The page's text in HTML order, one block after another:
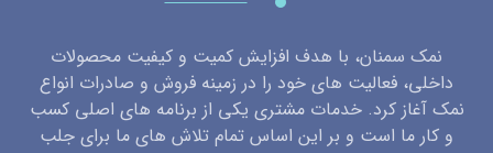
نمک سمنان، با هدف افزایش کمیت و کیفیت محصولات
داخلی، فعالیت های خود را در زمینه فروش و صادرات انواع
نمک آغاز کرد. خدمات مشتری یکی از برنامه های اصلی کسب
و کار ما است و بر این اساس تمام تلاش های ما برای جلب